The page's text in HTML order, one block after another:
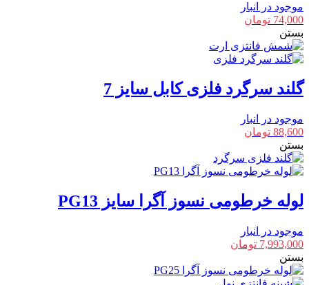
موجود در انبار
74,000 تومان
بستن
گلند سرگرد فلزی کابل سایز 7
موجود در انبار
88,600 تومان
بستن
لوله خرطومی نسوز آگرا سایز PG13
موجود در انبار
7,993,000 تومان
بستن